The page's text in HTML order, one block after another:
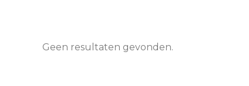
Geen resultaten gevonden.